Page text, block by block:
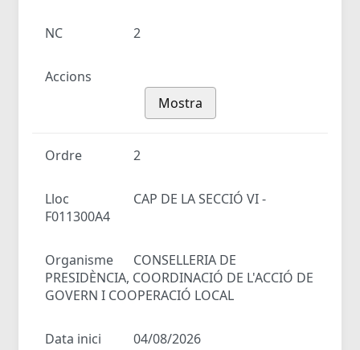
NC 2
Accions
Mostra
Ordre 2
Lloc
CAP DE LA SECCIÓ VI -
F011300A4
Organisme
CONSELLERIA DE
PRESIDÈNCIA, COORDINACIÓ DE L'ACCIÓ DE
GOVERN I COOPERACIÓ LOCAL
Data inici 04/08/2026